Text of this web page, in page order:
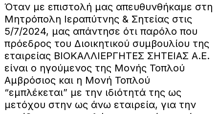
Όταν με επιστολή μας απευθυνθήκαμε στη
Μητρόπολη Ιεραπύτνης & Σητείας στις
5/7/2024, μας απάντησε ότι παρόλο που
πρόεδρος του Διοικητικού συμβουλίου της
εταιρείας ΒΙΟΚΑΛΛΙΕΡΓΗΤΕΣ ΣΗΤΕΙΑΣ Α.Ε.
είναι ο ηγούμενος της Μονής Τοπλού
Αμβρόσιος και η Μονή Τοπλού
“εμπλέκεται” με την ιδιότητά της ως
μετόχου στην ως άνω εταιρεία, για την